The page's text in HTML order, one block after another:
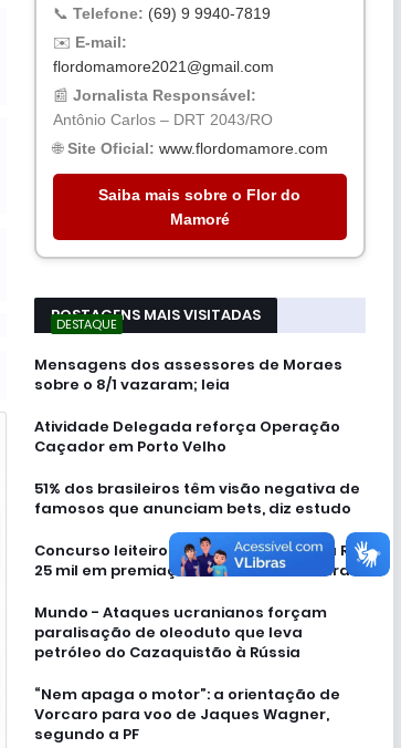
📞 Telefone: (69) 9 9940-7819
✉️ E-mail:
flordomamore2021@gmail.com
📰 Jornalista Responsável:
Antônio Carlos – DRT 2043/RO
🌐Site Oficial: www.flordomamore.com
Saiba mais sobre o Flor do
Mamoré
POSTAGENS MAIS VISITADAS
DESTAQUE
Mensagens dos assessores de Moraes
sobre o 8/1 vazaram; leia
Atividade Delegada reforça Operação
Caçador em Porto Velho
51% dos brasileiros têm visão negativa de
famosos que anunciam bets, diz estudo
Concurso leiteiro da 37ª Expoagro terá R$
25 mil em premiação em Rolim de Moura
Mundo - Ataques ucranianos forçam
paralisação de oleoduto que leva
petróleo do Cazaquistão à Rússia
“Nem apaga o motor”: a orientação de
Vorcaro para voo de Jaques Wagner,
segundo a PF